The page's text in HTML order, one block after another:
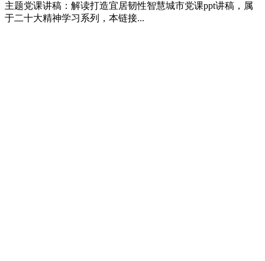
主题党课讲稿：解读打造宜居韧性智慧城市党课ppt讲稿，属
于二十大精神学习系列，本链接...